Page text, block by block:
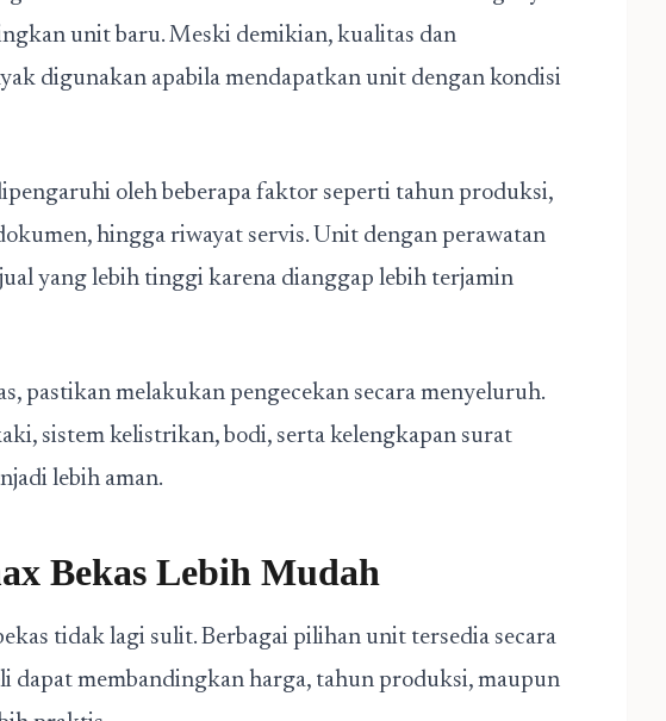
unit baru. Meski demikian, kualitas dan
digunakan apabila mendapatkan unit dengan kondisi
oleh beberapa faktor seperti tahun produksi,
hingga riwayat servis. Unit dengan perawatan
yang lebih tinggi karena dianggap lebih terjamin
pastikan melakukan pengecekan secara menyeluruh.
sistem kelistrikan, bodi, serta kelengkapan surat
lebih aman.
Bekas Lebih Mudah
tidak lagi sulit. Berbagai pilihan unit tersedia secara
dapat membandingkan harga, tahun produksi, maupun